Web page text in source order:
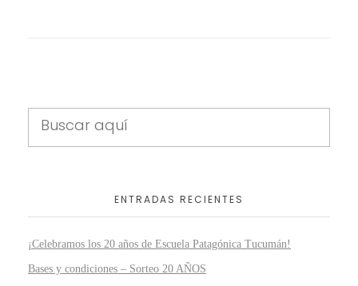
ENTRADAS RECIENTES
¡Celebramos los 20 años de Escuela Patagónica Tucumán!
Bases y condiciones – Sorteo 20 AÑOS